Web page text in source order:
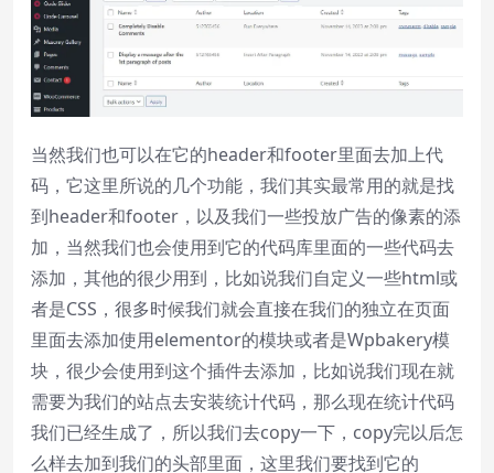
当然我们也可以在它的header和footer里面去加上代
码，它这里所说的几个功能，我们其实最常用的就是找
到header和footer，以及我们一些投放广告的像素的添
加，当然我们也会使用到它的代码库里面的一些代码去
添加，其他的很少用到，比如说我们自定义一些html或
者是CSS，很多时候我们就会直接在我们的独立在页面
里面去添加使用elementor的模块或者是Wpbakery模
块，很少会使用到这个插件去添加，比如说我们现在就
需要为我们的站点去安装统计代码，那么现在统计代码
我们已经生成了，所以我们去copy一下，copy完以后怎
么样去加到我们的头部里面，这里我们要找到它的